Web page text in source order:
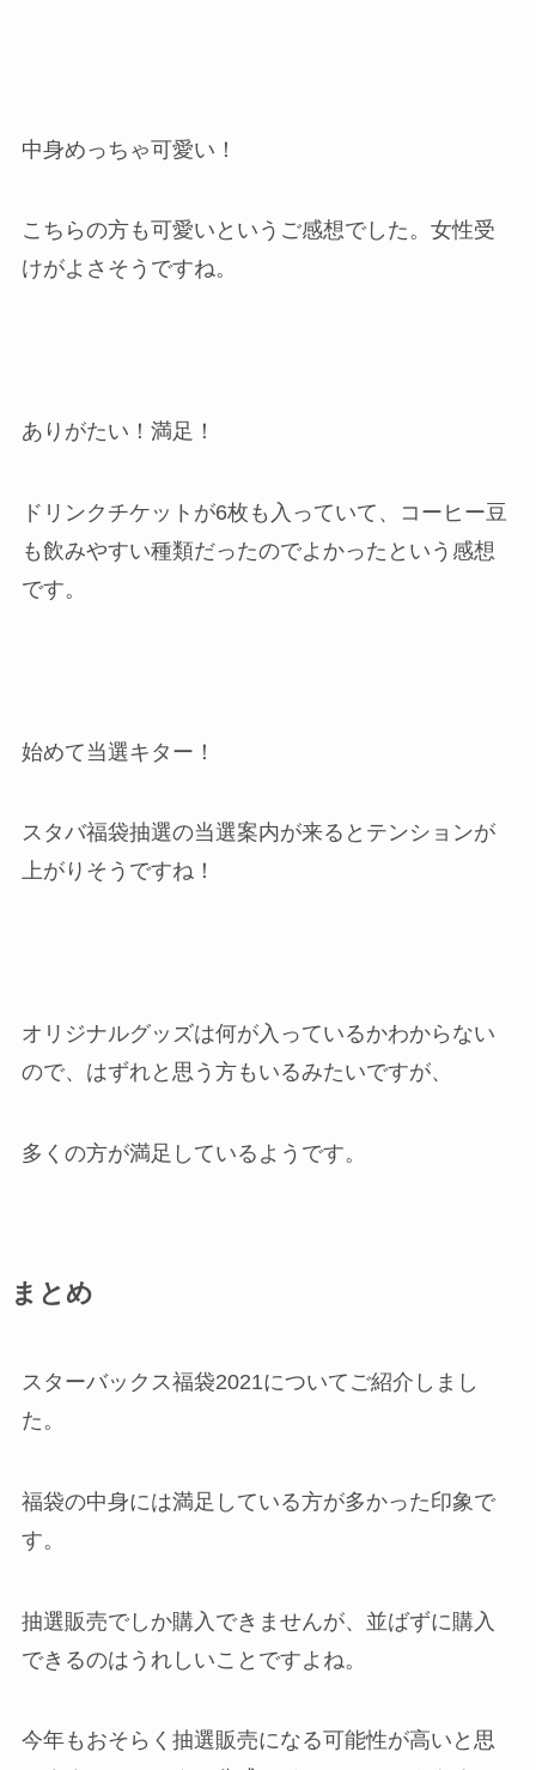
中身めっちゃ可愛い！
こちらの方も可愛いというご感想でした。女性受
けがよさそうですね。
ありがたい！満足！
ドリンクチケットが6枚も入っていて、コーヒー豆
も飲みやすい種類だったのでよかったという感想
です。
始めて当選キター！
スタバ福袋抽選の当選案内が来るとテンションが
上がりそうですね！
オリジナルグッズは何が入っているかわからない
ので、はずれと思う方もいるみたいですが、
多くの方が満足しているようです。
まとめ
スターバックス福袋2021についてご紹介しまし
た。
福袋の中身には満足している方が多かった印象で
す。
抽選販売でしか購入できませんが、並ばずに購入
できるのはうれしいことですよね。
今年もおそらく抽選販売になる可能性が高いと思